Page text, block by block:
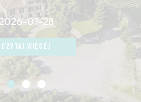
07-28
CZYTAJ WIĘCEJ
CZYTAJ WIĘCEJ
CZYTAJ WIĘCEJ